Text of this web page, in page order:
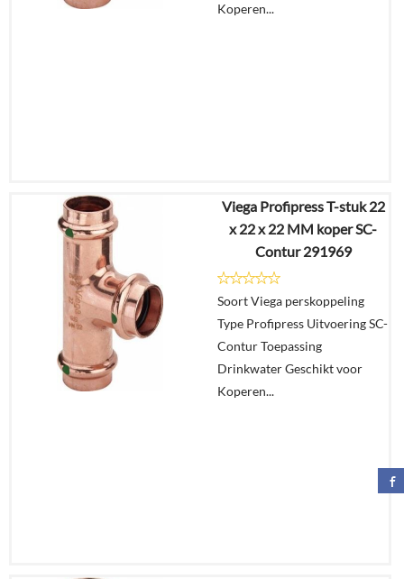
Koperen...
€28,06
€21,88
In
Viega Profipress T-stuk 22
x 22 x 22 MM koper SC-
Contur 291969
Soort Viega perskoppeling
Type Profipress Uitvoering SC-
Contur Toepassing
Drinkwater Geschikt voor
Koperen...